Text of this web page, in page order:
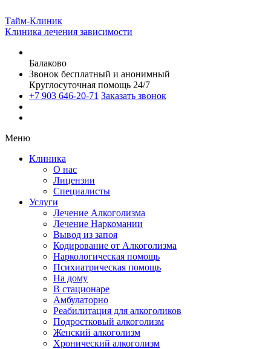
Тайм-Клиник
Клиника лечения зависимости
Балаково
Звонок бесплатный и анонимный
Круглосуточная помощь 24/7
+7 903 646-20-71 Заказать звонок
Меню
Клиника
О нас
Лицензии
Специалисты
Услуги
Лечение Алкоголизма
Лечение Наркомании
Вывод из запоя
Кодирование от Алкоголизма
Наркологическая помощь
Психиатрическая помощь
На дому
В стационаре
Амбулаторно
Реабилитация для алкоголиков
Подростковый алкоголизм
Женский алкоголизм
Хронический алкоголизм